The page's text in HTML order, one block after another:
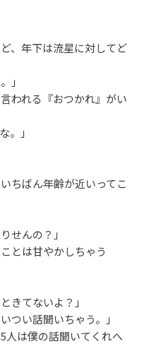
、年下は流星に対してど
」
われる『おつかれ』がい
。」
ちばん年齢が近いってこ
せんの？」
とは甘やかしちゃう
きてないよ？」
つい話聞いちゃう。」
人は僕の話聞いてくれへ